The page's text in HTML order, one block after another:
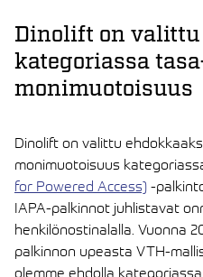
Dinolift on
kategoriassa
monimuotoisuus
Dinolift on valittu
monimuotoisuus
for Powered Access) -
IAPA-palkinnot juhlistavat
henkilönostinalalla. Vuonna
palkinnon upeasta VTH-
olemme ehdolla